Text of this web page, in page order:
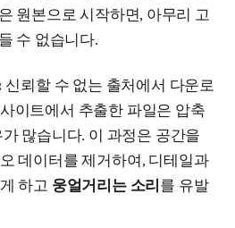
원본으로 시작하면, 아무리 고
수 없습니다.
신뢰할 수 없는 출처에서 다운로
이트에서 추출한 파일은 압축
많습니다. 이 과정은 공간을
데이터를 제거하여, 디테일과
하고 웅얼거리는 소리 를 유발